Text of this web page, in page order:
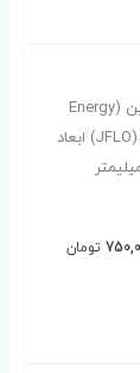
براکت انرژی چین (Energy
chain) برند جفلو (JFLO) ابعاد
تومان